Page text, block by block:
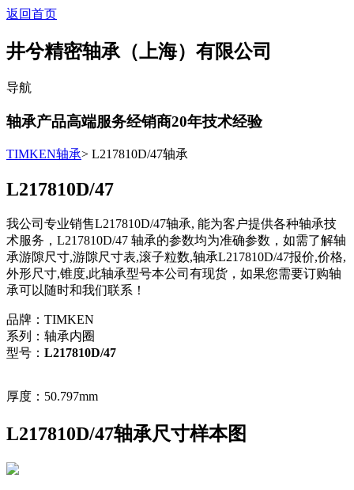
返回首页
井兮精密轴承（上海）有限公司
导航
轴承产品高端服务经销商20年技术经验
TIMKEN轴承> L217810D/47轴承
L217810D/47
我公司专业销售L217810D/47轴承, 能为客户提供各种轴承技
术服务，L217810D/47 轴承的参数均为准确参数，如需了解轴
承游隙尺寸,游隙尺寸表,滚子粒数,轴承L217810D/47报价,价格,
外形尺寸,锥度,此轴承型号本公司有现货，如果您需要订购轴
承可以随时和我们联系！
品牌：TIMKEN
系列：轴承内圈
型号： L217810D/47
厚度：50.797mm
L217810D/47轴承尺寸样本图